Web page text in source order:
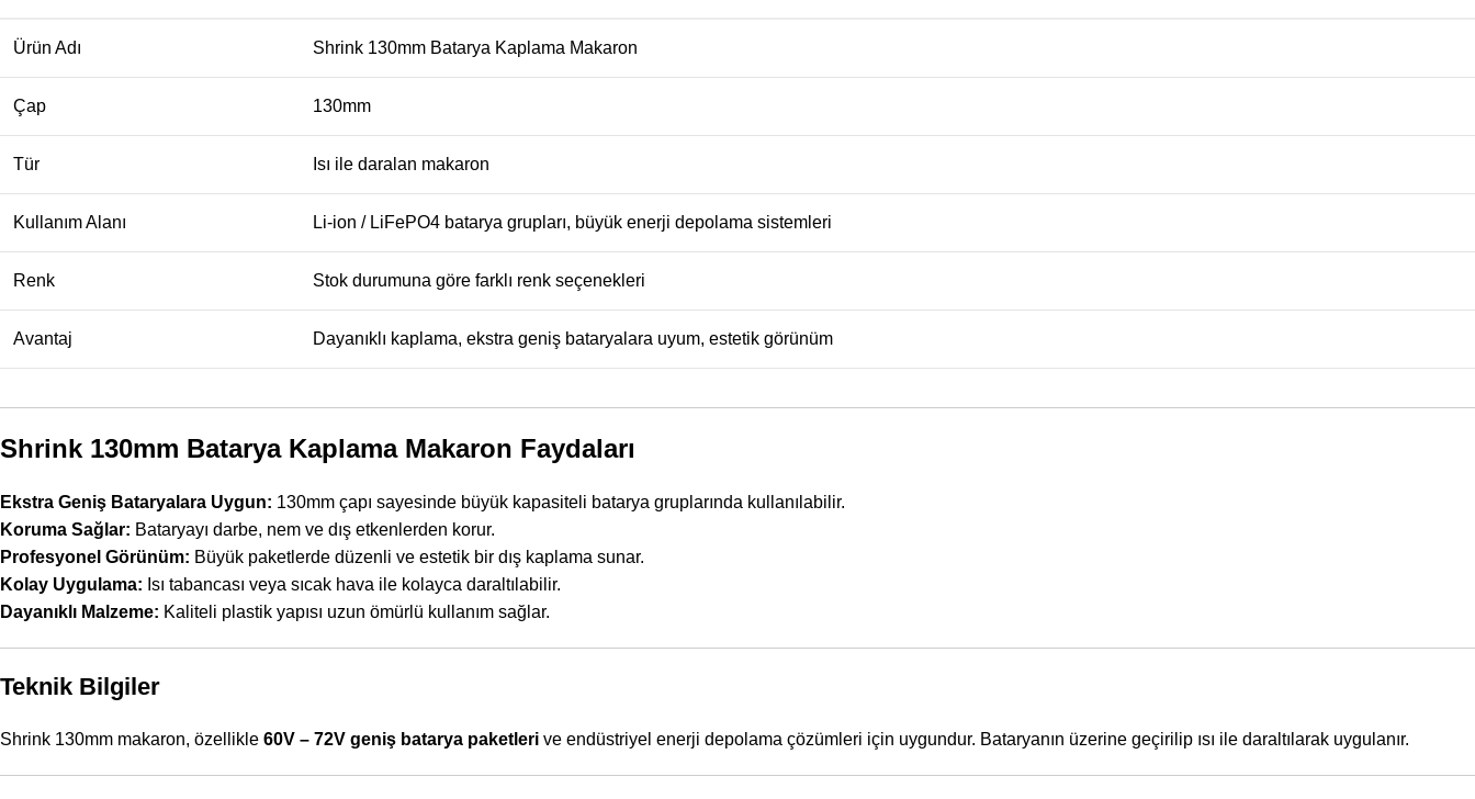
Ürün Adı Shrink 130mm Batarya Kaplama Makaron
Çap 130mm
Tür Isı ile daralan makaron
Kullanım Alanı Li-ion / LiFePO4 batarya grupları, büyük enerji depolama sistemleri
Renk Stok durumuna göre farklı renk seçenekleri
Avantaj Dayanıklı kaplama, ekstra geniş bataryalara uyum, estetik görünüm
Shrink 130mm Batarya Kaplama Makaron Faydaları
Ekstra Geniş Bataryalara Uygun: 130mm çapı sayesinde büyük kapasiteli batarya gruplarında kullanılabilir.
Koruma Sağlar: Bataryayı darbe, nem ve dış etkenlerden korur.
Profesyonel Görünüm: Büyük paketlerde düzenli ve estetik bir dış kaplama sunar.
Kolay Uygulama: Isı tabancası veya sıcak hava ile kolayca daraltılabilir.
Dayanıklı Malzeme: Kaliteli plastik yapısı uzun ömürlü kullanım sağlar.
Teknik Bilgiler
Shrink 130mm makaron, özellikle 60V – 72V geniş batarya paketleri ve endüstriyel enerji depolama çözümleri için uygundur. Bataryanın üzerine geçirilip ısı ile daraltılarak uygulanır.